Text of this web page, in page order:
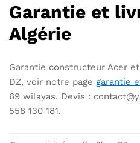
Garantie et
Algérie
Garantie constructeur Acer
DZ, voir notre page garantie
69 wilayas. Devis :
558 130 181.